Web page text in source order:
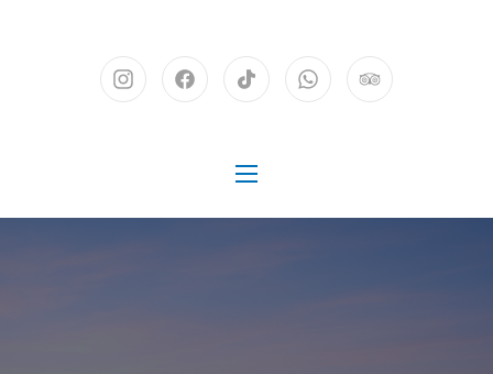
Neues Fenster
Neues Fenster
Neues Fenster
Neues Fenster
Neues
NAVIGATION